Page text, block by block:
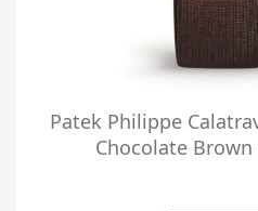
Patek Philippe
Chocolate